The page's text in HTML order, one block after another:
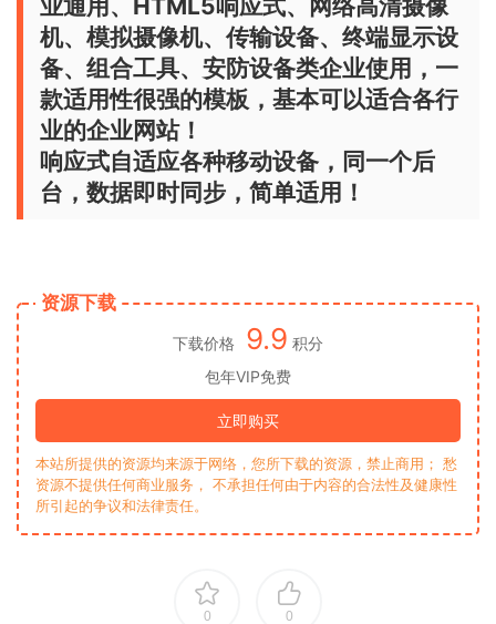
业通用、HTML5响应式、网络高清摄像
机、模拟摄像机、传输设备、终端显示设
备、组合工具、安防设备类企业使用，一
款适用性很强的模板，基本可以适合各行
业的企业网站！
响应式自适应各种移动设备，同一个后
台，数据即时同步，简单适用！
资源下载
下载价格 9.9 积分
包年VIP免费
立即购买
本站所提供的资源均来源于网络，您所下载的资源，禁止商用； 愁
资源不提供任何商业服务， 不承担任何由于内容的合法性及健康性
所引起的争议和法律责任。
0 0